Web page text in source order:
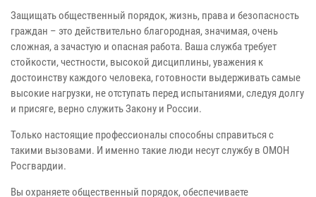
Защищать общественный порядок, жизнь, права и безопасность
граждан – это действительно благородная, значимая, очень
сложная, а зачастую и опасная работа. Ваша служба требует
стойкости, честности, высокой дисциплины, уважения к
достоинству каждого человека, готовности выдерживать самые
высокие нагрузки, не отступать перед испытаниями, следуя долгу
и присяге, верно служить Закону и России.
Только настоящие профессионалы способны справиться с
такими вызовами. И именно такие люди несут службу в ОМОН
Росгвардии.
Вы охраняете общественный порядок, обеспечиваете